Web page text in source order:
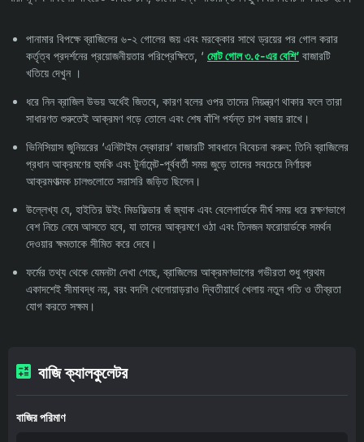
পানামার বিপক্ষে ব্রাজিলের ৬-২ গোলের জয় এবং মরক্কোর সাথে ড্রয়ের পর গোল করার
কর্তৃত্ব প্রদর্শনের প্রয়োজনীয়তার পরিপ্রেক্ষিতে, ‘ মোট গোল ৩.৫-এর বেশি’ বাজারটি
খতিয়ে দেখুন ।
ধরে নিন ব্রাজিল উভয় অর্ধেই জিতবে, কারণ বলের ওপর তাদের নিয়ন্ত্রণ থাকার ফলে তারা
সাধারণত শুরুতেই আক্রমণ গড়ে তোলে এবং শেষ বাঁশি পর্যন্ত চাপ বজায় রাখে।
ভিনিসিয়াস জুনিয়রের ‘এনিটাইম স্কোরার’ বাজারটি সাবধানে বিবেচনা করুন: তিনি ব্রাজিলের
প্রধান আক্রমণের হুমকি এবং টুর্নামেন্ট-পূর্ববর্তী সময় জুড়ে তাদের সবচেয়ে নির্ণায়ক
আক্রমণাত্মক চালগুলোতে সরাসরি জড়িত ছিলেন।
উল্লেখ্য যে, হাইতির উইং মিডফিল্ডার জঁ জ্যাক এবং বেলেগার্ডকে দীর্ঘ সময় ধরে রক্ষণভাগে
বেশ নিচে নেমে আসতে হবে, যা তাদের আক্রমণে ওঠা এবং তিনজন ফরোয়ার্ডকে সমর্থন
দেওয়ার ক্ষমতাকে সীমিত করে দেবে।
ফর্মের তথ্য থেকে যেমনটা দেখা গেছে, ব্রাজিলের আক্রমণভাগের গভীরতা শুধু প্রথম
একাদশেই সীমাবদ্ধ নয়, বরং বদলি খেলোয়াড়রাও দ্বিতীয়ার্ধে খেলায় নতুন গতি ও তীব্রতা
যোগ করতে সক্ষম।
বাজি ক্যালকুলেটর
বাজির পরিমাণ